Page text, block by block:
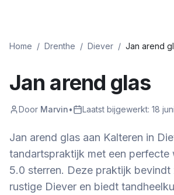
Home / Drenthe / Diever / Jan arend
Jan arend glas
Door Marvin• Laatst bijgewerkt: 18
Jan arend glas aan Kalteren in
tandartspraktijk met een perfecte
5.0 sterren. Deze praktijk bevindt
rustige Diever en biedt